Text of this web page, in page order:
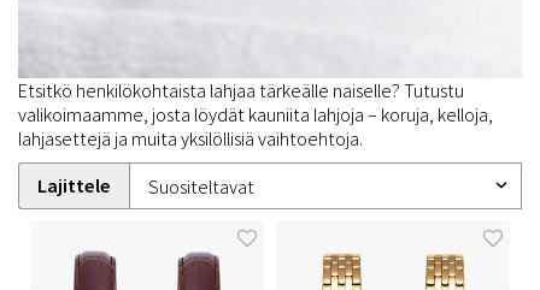
Etsitkö henkilökohtaista lahjaa tärkeälle naiselle? Tutustu
valikoimaamme, josta löydät kauniita lahjoja – koruja, kelloja,
lahjasettejä ja muita yksilöllisiä vaihtoehtoja.
Lajittele